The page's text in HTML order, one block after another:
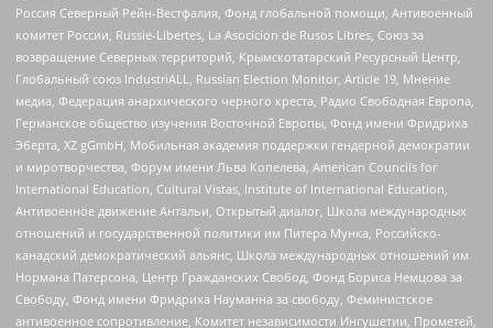
Россия Северный Рейн-Вестфалия, Фонд глобальной помощи, Антивоенный
комитет России, Russie-Libertes, La Asocicion de Rusos Libres, Союз за
возвращение Северных территорий, Крымскотатарский Ресурсный Центр,
Глобальный союз IndustriALL, Russian Election Monitor, Article 19, Мнение
медиа, Федерация анархического черного креста, Радио Свободная Европа,
Германское общество изучения Восточной Европы, Фонд имени Фридриха
Эберта, XZ gGmbH, Мобильная академия поддержки гендерной демократии
и миротворчества, Форум имени Льва Копелева, American Councils for
International Education, Cultural Vistas, Institute of International Education,
Антивоенное движение Антальи, Открытый диалог, Школа международных
отношений и государственной политики им Питера Мунка, Российско-
канадский демократический альянс, Школа международных отношений им
Нормана Патерсона, Центр Гражданских Свобод, Фонд Бориса Немцова за
Свободу, Фонд имени Фридриха Науманна за свободу, Феминистское
антивоенное сопротивление, Комитет независимости Ингушетии, Прометей,